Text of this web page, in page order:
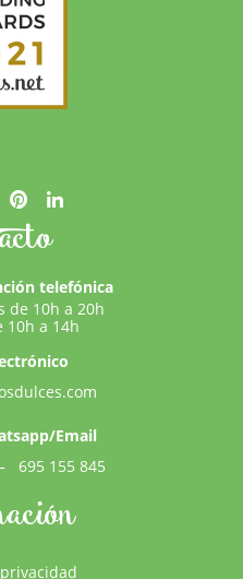
telefónica
de 10h a 20h
10h a 14h
Email
695 155 845